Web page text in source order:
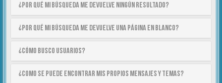
¿Por qué mi búsqueda me devuelve ningún resultado?
¿Por qué mi búsqueda me devuelve una página en blanco?
¿Cómo busco usuarios?
¿Como se puede encontrar mis propios mensajes y temas?